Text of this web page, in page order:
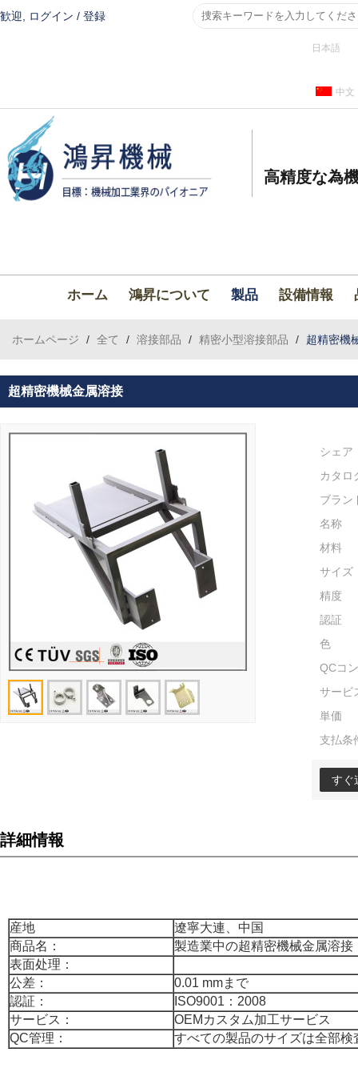
歓迎, ログイン / 登録
日本語
中文
高精度な為
ホーム 鴻昇について 製品 設備情報
ホームページ / 全て / 溶接部品 / 精密小型溶接部品 / 超精密機
超精密機械金属溶接
シェア
カタロ
ブラン
名称
材料
サイズ
精度
認証
色
QCコ
サービ
単価
支払条
すぐ
詳細情報
産地
遼寧大連、中国
商品名：
製造業中の超精密機械金属溶接
表面处理：
公差：
0.01 mmまで
認証：
ISO9001：2008
サービス：
OEMカスタム加工サービス
QC管理：
すべての製品のサイズは全部